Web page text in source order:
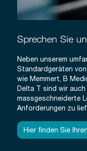
Sprechen Sie
Neben unserem
Standardgeräten
wie Memmert, B
Delta T sind wir
massgeschneiderte
Anforderungen zu
Hier finden Sie